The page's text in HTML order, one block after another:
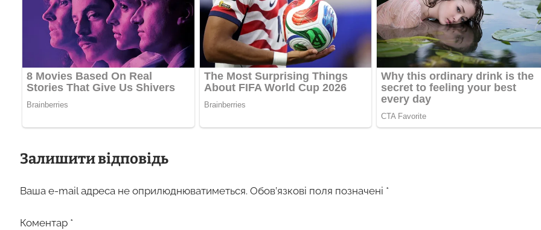
Залишити відповідь
Ваша e-mail адреса не оприлюднюватиметься. Обов’язкові поля позначені *
Коментар *